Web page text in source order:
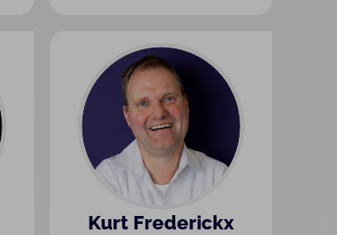
Kurt Frederickx